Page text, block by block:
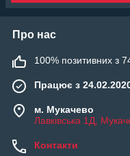
Про нас
100% позитивних з
Працює з
м. Мукачево
Лавківська 1Д,
Контакти